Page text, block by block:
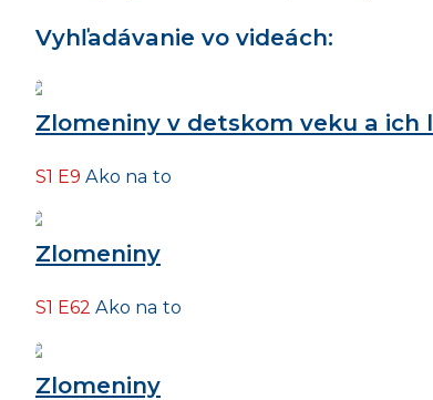
Vyhľadávanie vo videách:
Zlomeniny v detskom veku a ich
S1 E9 Ako na to
Zlomeniny
S1 E62 Ako na to
Zlomeniny